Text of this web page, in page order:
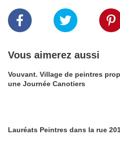
Vous aimerez aussi
Vouvant. Village de peintres
une Journée Canotiers
Lauréats Peintres dans la rue